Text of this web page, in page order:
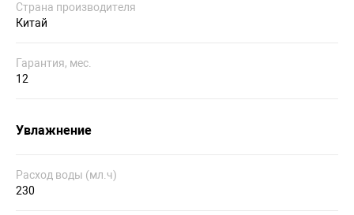
Страна производителя
Китай
Гарантия, мес.
12
Увлажнение
Расход воды (мл.ч)
230